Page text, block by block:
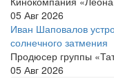
05 Авг 2026
Иван Шаповалов
солнечного затмения
Продюсер группы
05 Авг 2026